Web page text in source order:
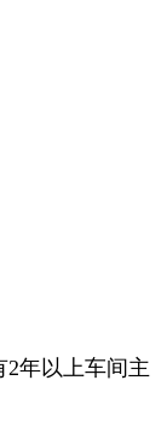
年以上车间主